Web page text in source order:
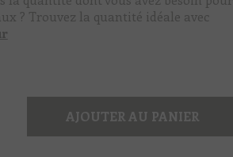
? Trouvez la quantité idéale avec
AJOUTER AU PANIER